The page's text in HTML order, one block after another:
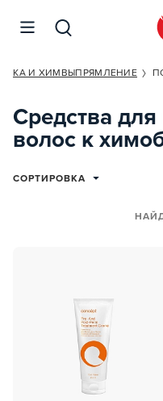
И ХИМВЫПРЯМЛЕНИЕ
Средства для
волос к
СОРТИРОВКА